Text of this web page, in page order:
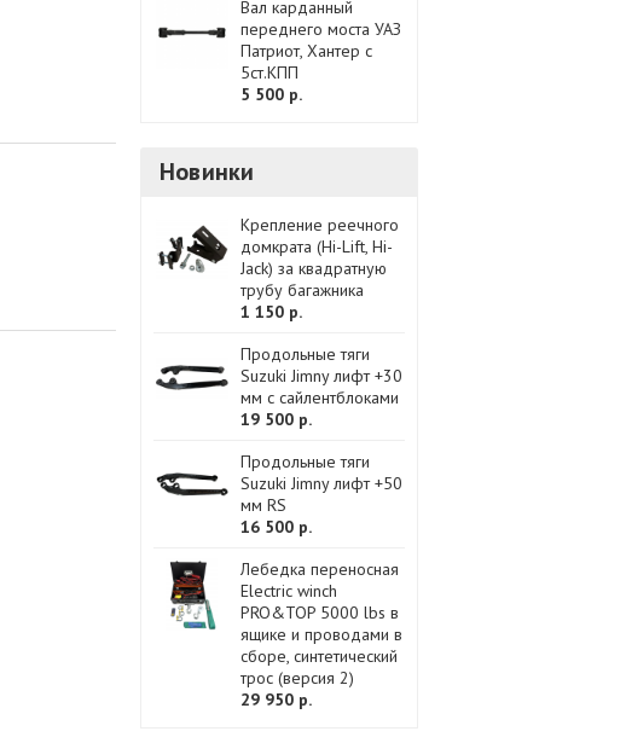
Вал карданный
переднего моста УАЗ
Патриот, Хантер с
5ст.КПП
5 500 р.
Новинки
Крепление реечного
домкрата (Hi-Lift, Hi-
Jack) за квадратную
трубу багажника
1 150 р.
Продольные тяги
Suzuki Jimny лифт +30
мм с сайлентблоками
19 500 р.
Продольные тяги
Suzuki Jimny лифт +50
мм RS
16 500 р.
Лебедка переносная
Electric winch
PRO&TOP 5000 lbs в
ящике и проводами в
сборе, синтетический
трос (версия 2)
29 950 р.